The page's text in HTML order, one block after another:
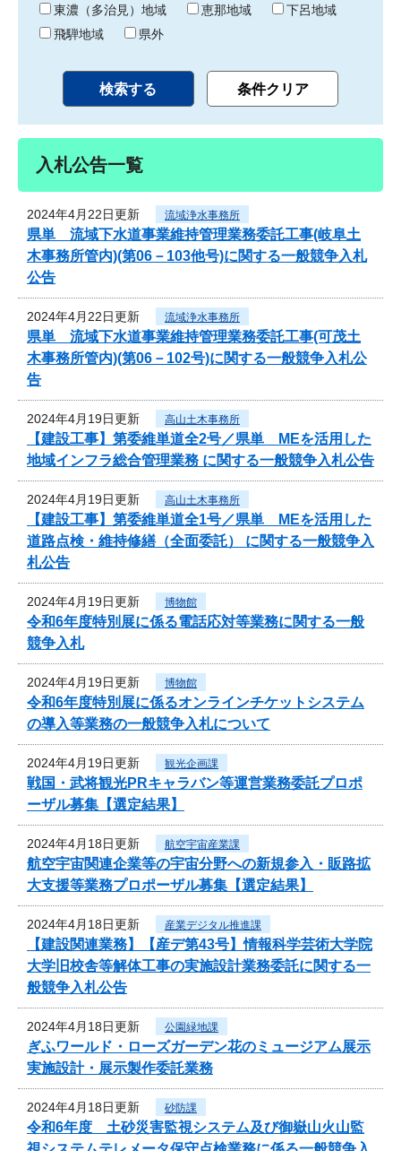
東濃（多治見）地域
恵那地域
下呂地域
飛騨地域
県外
入札公告一覧
2024年4月22日更新 流域浄水事務所
県単 流域下水道事業維持管理業務委託工事(岐阜土
木事務所管内)(第06－103他号)に関する一般競争入札
公告
2024年4月22日更新 流域浄水事務所
県単 流域下水道事業維持管理業務委託工事(可茂土
木事務所管内)(第06－102号)に関する一般競争入札公
告
2024年4月19日更新 高山土木事務所
【建設工事】第委維単道全2号／県単 MEを活用した
地域インフラ総合管理業務 に関する一般競争入札公告
2024年4月19日更新 高山土木事務所
【建設工事】第委維単道全1号／県単 MEを活用した
道路点検・維持修繕（全面委託） に関する一般競争入
札公告
2024年4月19日更新 博物館
令和6年度特別展に係る電話応対等業務に関する一般
競争入札
2024年4月19日更新 博物館
令和6年度特別展に係るオンラインチケットシステム
の導入等業務の一般競争入札について
2024年4月19日更新 観光企画課
戦国・武将観光PRキャラバン等運営業務委託プロポ
ーザル募集【選定結果】
2024年4月18日更新 航空宇宙産業課
航空宇宙関連企業等の宇宙分野への新規参入・販路拡
大支援等業務プロポーザル募集【選定結果】
2024年4月18日更新 産業デジタル推進課
【建設関連業務】【産デ第43号】情報科学芸術大学院
大学旧校舎等解体工事の実施設計業務委託に関する一
般競争入札公告
2024年4月18日更新 公園緑地課
ぎふワールド・ローズガーデン花のミュージアム展示
実施設計・展示製作委託業務
2024年4月18日更新 砂防課
令和6年度 土砂災害監視システム及び御嶽山火山監